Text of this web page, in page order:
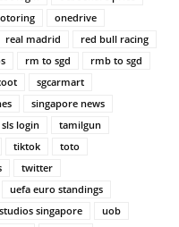
onedrive
real madrid
red bull racing
rm to sgd
rmb to sgd
sgcarmart
singapore news
sls login
tamilgun
tiktok
toto
twitter
uefa euro standings
singapore
uob